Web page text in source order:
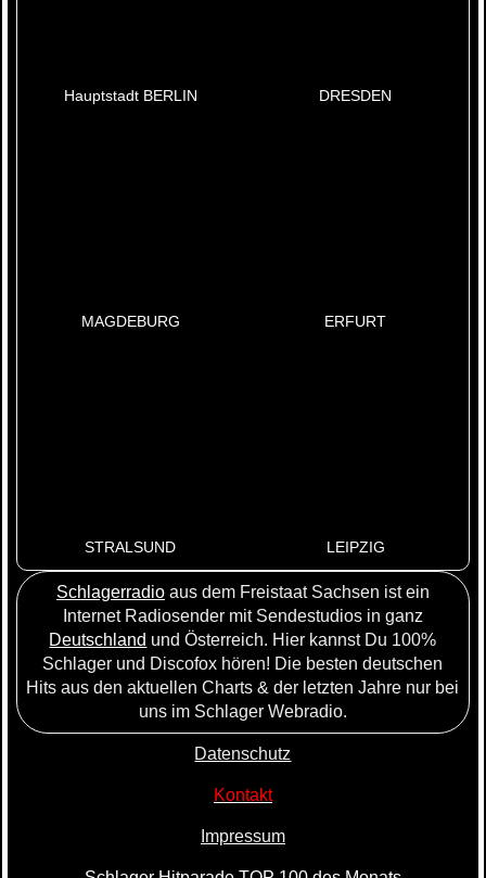
Hauptstadt BERLIN DRESDEN
MAGDEBURG ERFURT
STRALSUND LEIPZIG
Schlagerradioaus dem Freistaat Sachsen ist ein
Internet Radiosender mit Sendestudios in ganz
Deutschland und Österreich. Hier kannst Du 100%
Schlager und Discofox hören! Die besten deutschen
Hits aus den aktuellen Charts & der letzten Jahre nur bei
uns im Schlager Webradio.
Datenschutz
Kontakt
Impressum